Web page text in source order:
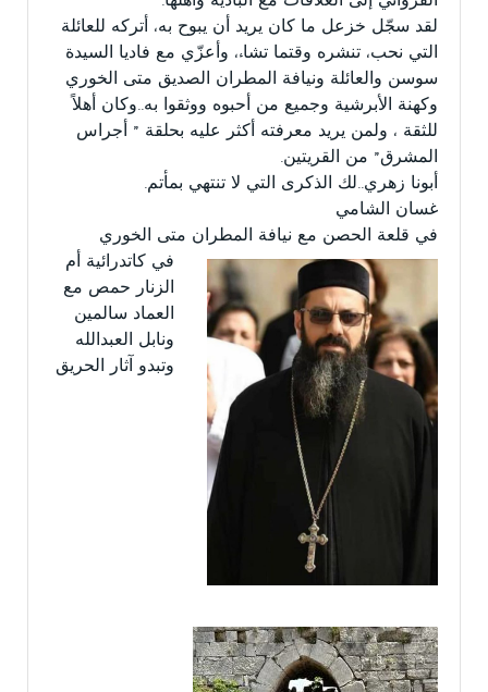
لقد سجّل خزعل ما كان يريد أن يبوح به، أتركه للعائلة
التي نحب، تنشره وقتما تشاء، وأعزّي مع فاديا السيدة
سوسن والعائلة ونيافة المطران الصديق متى الخوري
وكهنة الأبرشية وجميع من أحبوه ووثقوا به..وكان أهلاً
للثقة ، ولمن يريد معرفته أكثر عليه بحلقة ” أجراس
المشرق” من القريتين.
أبونا زهري..لك الذكرى التي لا تنتهي بمأتم.
غسان الشامي
في قلعة الحصن مع نيافة المطران متى الخوري
في كاتدرائية أم
الزنار حمص مع
العماد سالمين
ونابل العبدالله
وتبدو آثار الحريق